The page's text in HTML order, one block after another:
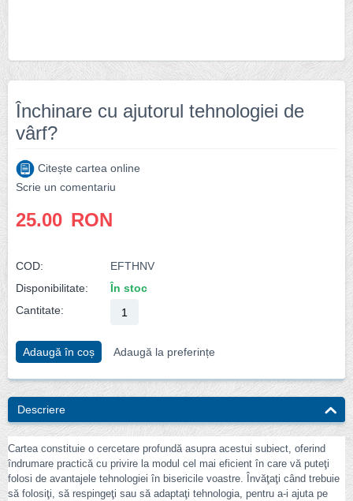
Închinare cu ajutorul tehnologiei de
vârf?
Citește cartea online
Scrie un comentariu
25.00 RON
COD:
EFTHNV
Disponibilitate:
În stoc
Cantitate:
Adaugă în coș Adaugă la preferințe
Descriere
Cartea constituie o cercetare profundă asupra acestui subiect, oferind
îndrumare practică cu privire la modul cel mai eficient în care vă puteţi
folosi de avantajele tehnologiei în bisericile voastre. Învăţaţi când trebuie
să folosiţi, să respingeţi sau să adaptaţi tehnologia, pentru a-i ajuta pe